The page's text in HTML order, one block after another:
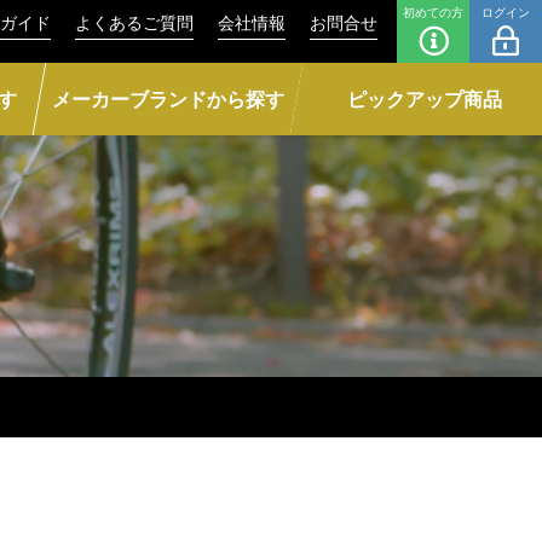
イド よくあるご質問 会社情報 お問合せ 初めての方 ログイン
メーカーブランドから探す ピックアップ商品